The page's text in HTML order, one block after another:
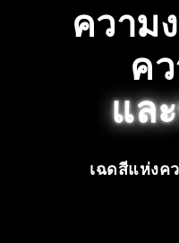
ความ
ค
แล
เฉดสีแห่งค